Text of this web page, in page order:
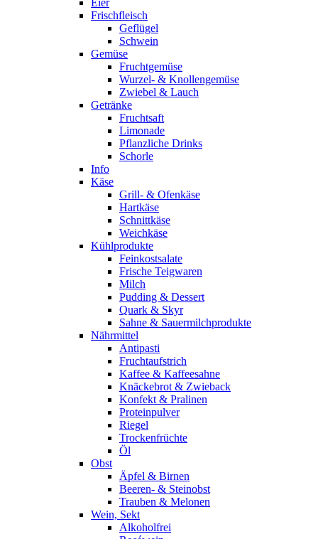
Eier
Frischfleisch
Geflügel
Schwein
Gemüse
Fruchtgemüse
Wurzel- & Knollengemüse
Zwiebel & Lauch
Getränke
Fruchtsaft
Limonade
Pflanzliche Drinks
Schorle
Info
Käse
Grill- & Ofenkäse
Hartkäse
Schnittkäse
Weichkäse
Kühlprodukte
Feinkostsalate
Frische Teigwaren
Milch
Pudding & Dessert
Quark & Skyr
Sahne & Sauermilchprodukte
Nährmittel
Antipasti
Fruchtaufstrich
Kaffee & Kaffeesahne
Knäckebrot & Zwieback
Konfekt & Pralinen
Proteinpulver
Riegel
Trockenfrüchte
Öl
Obst
Äpfel & Birnen
Beeren- & Steinobst
Trauben & Melonen
Wein, Sekt
Alkoholfrei